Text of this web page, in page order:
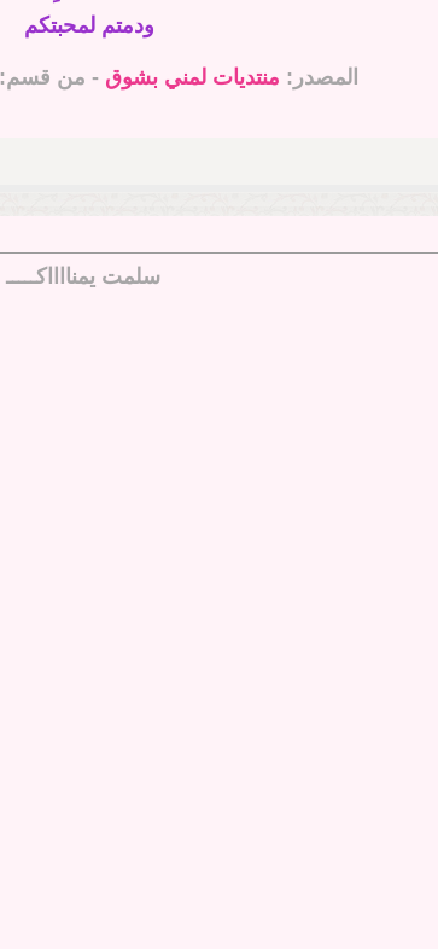
ودمتم لمحبتكم
المصدر: منتديات لمني بشوق - من قسم:
سلمت يمنااااكـــــ